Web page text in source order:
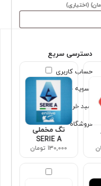
(اختیاری)
تگ مخملی
SERIE A
130,000 تومان
دسترسی سریع
حساب کاربری
تسویه حساب
سبد خرید
فروشگاه